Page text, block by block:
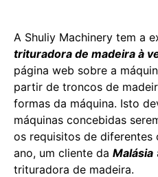
A Shuliy Machinery tem a
trituradora de madeira à
página web sobre a
partir de troncos de
formas da máquina. Isto
máquinas concebidas
os requisitos de diferentes
ano, um cliente da Malásia
trituradora de madeira.